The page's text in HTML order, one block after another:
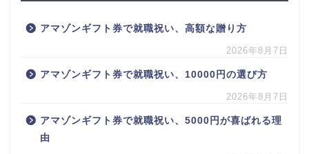
アマゾンギフト券で就職祝い、高額な贈り方
2026年8月7日
アマゾンギフト券で就職祝い、10000円の選び方
2026年8月7日
アマゾンギフト券で就職祝い、5000円が喜ばれる理
由